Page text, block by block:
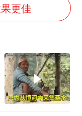
质量发展
商场现钱学森巨幅海报 负责人回应
几元成本的AI广告导致千万市值蒸发
宋蓬逝世
筑健康中国
更佳